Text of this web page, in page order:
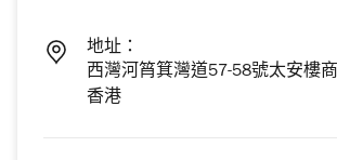
地址：
西灣河筲箕灣道57-58號太安樓
香港